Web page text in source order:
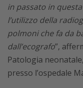
in passato in
l’utilizzo della
polmoni che fa da
dall’ecografo”,
Patologia
presso l’ospedale